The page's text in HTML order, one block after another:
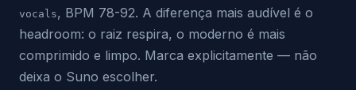
vocals, BPM 78-92. A diferença mais audível é o
headroom: o raiz respira, o moderno é mais
comprimido e limpo. Marca explicitamente — não
deixa o Suno escolher.